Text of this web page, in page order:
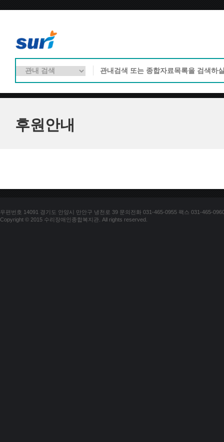
후원안내
우편번호 14091 경기도 안양시 만안구 냉천로 39 문의전화 031-465-0955 팩스 031-465-
Copyright © 2015 수리장애인종합복지관. All rights reserved.